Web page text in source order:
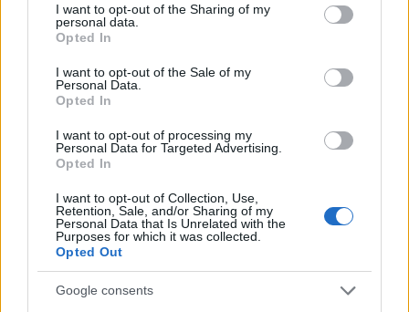
not limited to your visit or usage behaviour. You may click to
grant or deny consent to Google and its third-party tags to
use your data for below specified purposes in below Google
consent section.
I want to opt-out of the Sharing of my
personal data.
Opted In
I want to opt-out of the Sale of my
Personal Data.
Opted In
I want to opt-out of processing my
Personal Data for Targeted Advertising.
Opted In
I want to opt-out of Collection, Use,
Retention, Sale, and/or Sharing of my
Personal Data that Is Unrelated with the
Purposes for which it was collected.
Opted Out
Google consents